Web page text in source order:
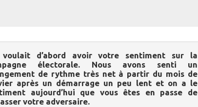
voulait d’abord avoir votre sentiment sur la
électorale. Nous avons senti un
de rythme très net à partir du mois de
après un démarrage un peu lent et on a le
aujourd’hui que vous êtes en passe de
votre adversaire.